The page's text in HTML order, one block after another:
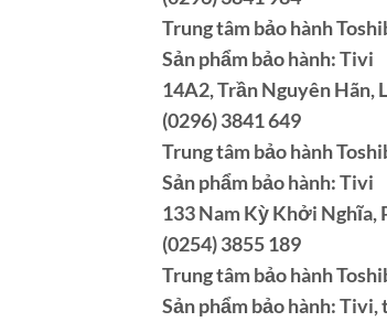
Trung tâm bảo hành
Sản phẩm bảo hành: Tivi
14A2, Trần Nguyên Hãn,
(0296) 3841 649
Trung tâm bảo hành
Sản phẩm bảo hành: Tivi
133 Nam Kỳ Khởi Nghĩa,
(0254) 3855 189
Trung tâm bảo hành
Sản phẩm bảo hành: